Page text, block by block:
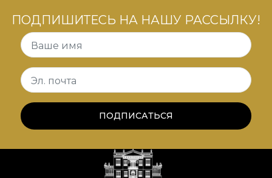
ПОДПИШИТЕСЬ НА НАШУ РАССЫЛКУ!
Ваше имя
Эл. почта
ПОДПИСАТЬСЯ